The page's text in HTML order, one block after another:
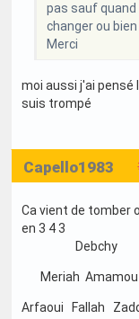
pas sauf quand
changer ou
Merci
moi aussi j'ai pensé
suis trompé
Capello1983
Ca vient de tomber
en 3 4 3
Debchy
Meriah Amamou
Arfaoui Fallah